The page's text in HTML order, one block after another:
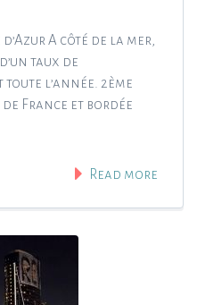
A côté de la mer,
taux de
l’année. 2ème
France et bordée
Read more